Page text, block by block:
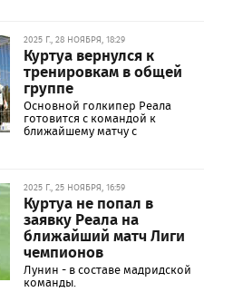
2025 Г., 28 НОЯБРЯ, 18:29
Куртуа вернулся к
тренировкам в общей
группе
Основной голкипер Реала
готовится с командой к
ближайшему матчу с
2025 Г., 25 НОЯБРЯ, 16:59
Куртуа не попал в
заявку Реала на
ближайший матч Лиги
чемпионов
Лунин - в составе мадридской
команды.